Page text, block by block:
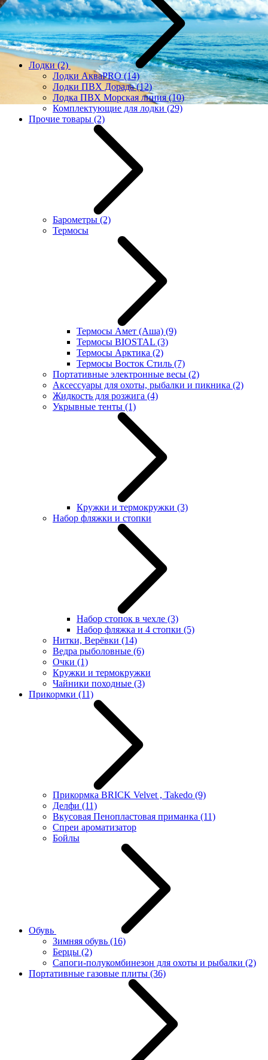
Лодки(2)
Лодки АкваPRO(14)
Лодки ПВХ Дорада(12)
Лодка ПВХ Морская линия(10)
Комплектующие для лодки (29)
Прочие товары (2)
Барометры (2)
Термосы
Термосы Амет (Аша) (9)
Термосы BIOSTAL (3)
Термосы Арктика (2)
Термосы Восток Стиль (7)
Портативные электронные весы (2)
Аксессуары для охоты, рыбалки и пикника (2)
Жидкость для розжига (4)
Укрывные тенты (1)
Кружки и термокружки (3)
Набор фляжки и стопки
Набор стопок в чехле (3)
Набор фляжка и 4 стопки (5)
Нитки, Верёвки (14)
Ведра рыболовные (6)
Очки (1)
Кружки и термокружки
Чайники походные (3)
Прикормки (11)
Прикормка BRICK Velvet , Takedo (9)
Делфи (11)
Вкусовая Пенопластовая приманка (11)
Спреи ароматизатор
Бойлы
Обувь
Зимняя обувь (16)
Берцы (2)
Сапоги-полукомбинезон для охоты и рыбалки (2)
Портативные газовые плиты (36)